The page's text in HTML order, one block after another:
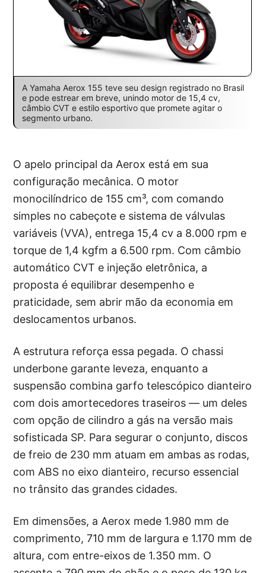
A Yamaha Aerox 155 teve seu design registrado no Brasil
e pode estrear em breve, unindo motor de 15,4 cv,
câmbio CVT e estilo esportivo que promete agitar o
segmento urbano.
O apelo principal da Aerox está em sua
configuração mecânica. O motor
monocilíndrico de 155 cm³, com comando
simples no cabeçote e sistema de válvulas
variáveis (VVA), entrega 15,4 cv a 8.000 rpm e
torque de 1,4 kgfm a 6.500 rpm. Com câmbio
automático CVT e injeção eletrônica, a
proposta é equilibrar desempenho e
praticidade, sem abrir mão da economia em
deslocamentos urbanos.
A estrutura reforça essa pegada. O chassi
underbone garante leveza, enquanto a
suspensão combina garfo telescópico dianteiro
com dois amortecedores traseiros — um deles
com opção de cilindro a gás na versão mais
sofisticada SP. Para segurar o conjunto, discos
de freio de 230 mm atuam em ambas as rodas,
com ABS no eixo dianteiro, recurso essencial
no trânsito das grandes cidades.
Em dimensões, a Aerox mede 1.980 mm de
comprimento, 710 mm de largura e 1.170 mm de
altura, com entre-eixos de 1.350 mm. O